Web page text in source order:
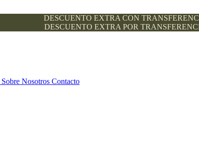
DESCUENTO EXTRA CON
DESCUENTO EXTRA POR
Sobre Nosotros Contacto